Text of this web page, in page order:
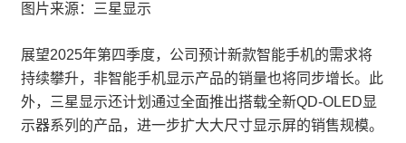
图片来源：三星显示
展望2025年第四季度，公司预计新款智能手机的需求将
持续攀升，非智能手机显示产品的销量也将同步增长。此
外，三星显示还计划通过全面推出搭载全新QD-OLED显
示器系列的产品，进一步扩大大尺寸显示屏的销售规模。